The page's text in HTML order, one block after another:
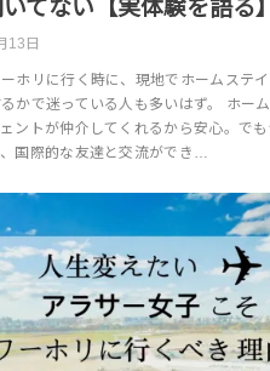
てない【実体験を語る】
13日
ホリに行く時に、現地でホームステ
かで迷っている人も多いはず。 ホー
ントが仲介してくれるから安心。で
国際的な友達と交流ができ…